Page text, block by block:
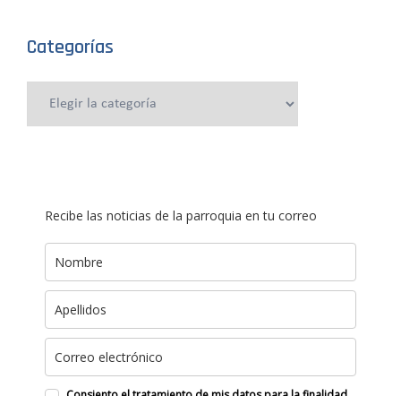
Categorías
Recibe las noticias de la parroquia en tu correo